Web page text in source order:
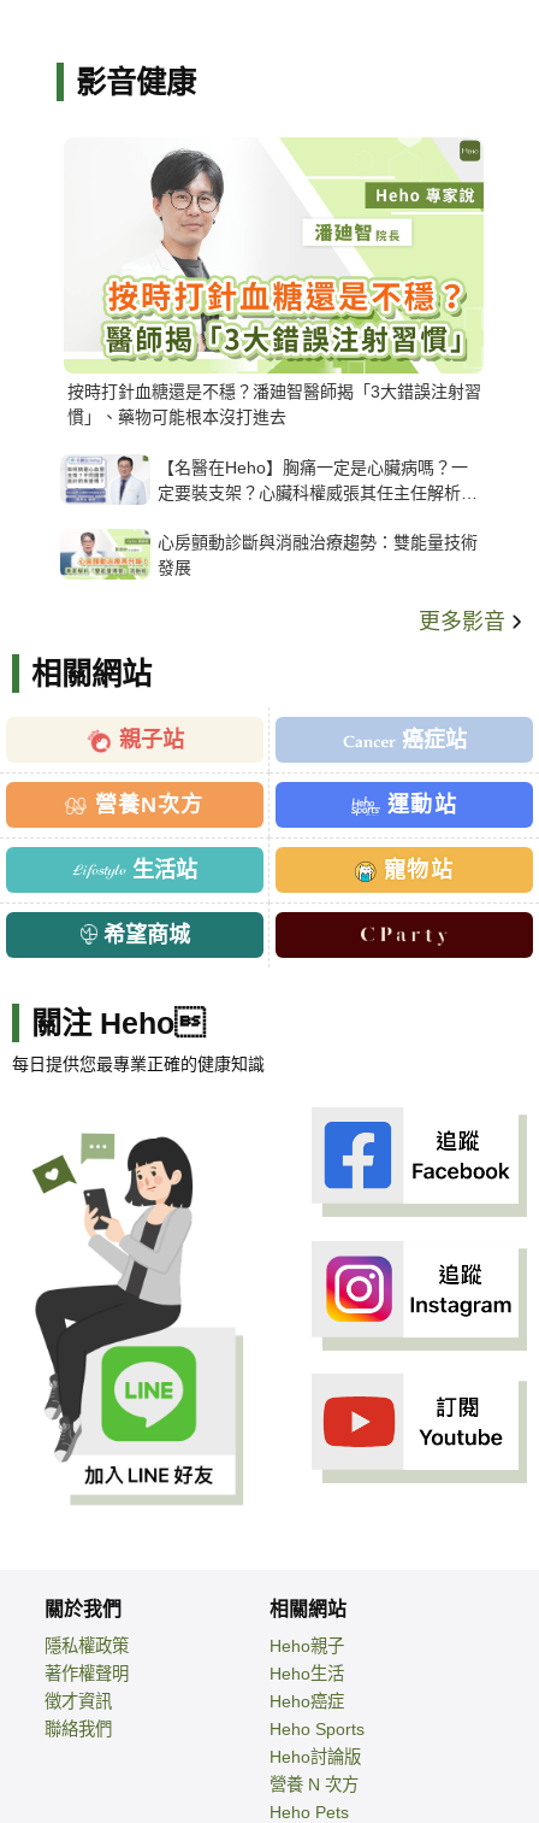
影音健康
按時打針血糖還是不穩？潘廸智醫師揭「3大錯誤注射習
慣」、藥物可能根本沒打進去
【名醫在Heho】胸痛一定是心臟病嗎？一
定要裝支架？心臟科權威張其任主任解析支
心房顫動診斷與消融治療趨勢：雙能量技術
發展
更多影音
相關網站
親子站 癌症站
營養N次方 運動站
生活站 寵物站
希望商城
關注 Heho
每日提供您最專業正確的健康知識
關於我們
隱私權政策
著作權聲明
徵才資訊
聯絡我們
相關網站
Heho親子
Heho生活
Heho癌症
Heho Sports
Heho討論版
營養 N 次方
Heho Pets